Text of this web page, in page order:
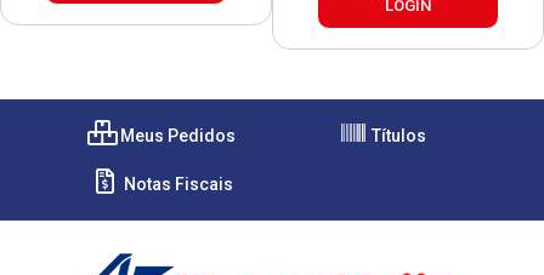
LOGIN
Meus Pedidos Títulos
Notas Fiscais